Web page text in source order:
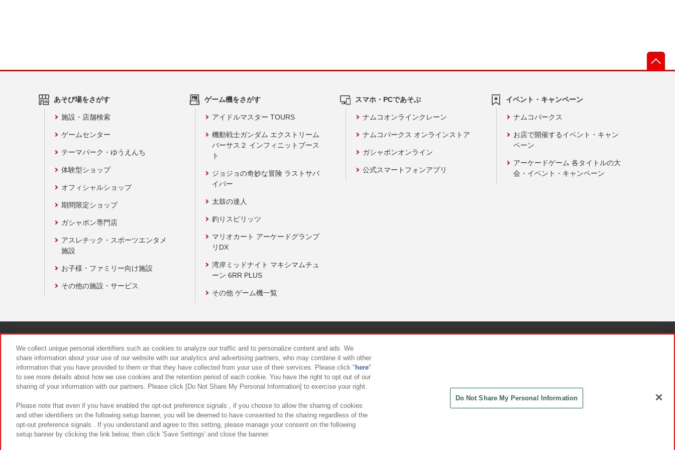
あそび場をさがす
施設・店舗検索
ゲームセンター
テーマパーク・ゆうえんち
体験型ショップ
オフィシャルショップ
期間限定ショップ
ガシャポン専門店
アスレチック・スポーツエンタメ
施設
お子様・ファミリー向け施設
その他の施設・サービス
ゲーム機をさがす
アイドルマスター TOURS
機動戦士ガンダム エクストリーム
バーサス２ インフィニットブース
ト
ジョジョの奇妙な冒険 ラストサバ
イバー
太鼓の達人
釣りスピリッツ
マリオカート アーケードグランプ
リDX
湾岸ミッドナイト マキシマムチュ
ーン 6RR PLUS
その他 ゲーム機一覧
スマホ・PCであそぶ
ナムコオンラインクレーン
ナムコパークス オンラインストア
ガシャポンオンライン
公式スマートフォンアプリ
イベント・キャンペーン
ナムコパークス
お店で開催するイベント・キャン
ペーン
アーケードゲーム 各タイトルの大
会・イベント・キャンペーン
食品のご提供について カスタマーハラスメント対応方針
We collect unique personal identifiers such as cookies to analyze our traffic and to personalize content and ads. We
share information about your use of our website with our analytics and advertising partners, who may combine it with other
information that you have provided to them or that they have collected from your use of their services. Please click " here"
to see more details about how we use cookies and the retention period of each cookie. You have the right to opt out of our
sharing of your information with our partners. Please click [Do Not Share My Personal Information] to exercise your right.
Please note that even if you have enabled the opt-out preference signals , if you choose to allow the sharing of cookies
and other identifiers on the following setup banner, you will be deemed to have consented to the sharing regardless of the
opt-out preference signals . If you understand and agree to this setting, please manage your consent on the following
setup banner by clicking the link below, then click 'Save Settings' and close the banner.
Do Not Share My Personal Information